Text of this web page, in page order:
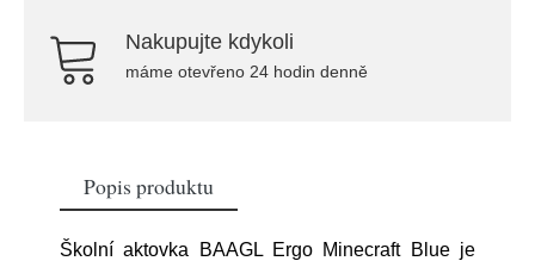
Nakupujte kdykoli
máme otevřeno 24 hodin denně
Popis produktu
Školní aktovka BAAGL Ergo Minecraft Blue je